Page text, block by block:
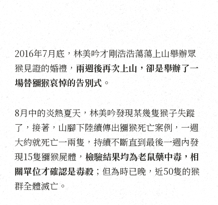
2016年7月底，林美吟才剛浩浩蕩蕩上山舉辦眾
猴見證的婚禮， 兩週後再次上山，卻是舉辦了一
場替獼猴哀悼的告別式。
8月中的炎熱夏天，林美吟發現某幾隻猴子失蹤
了，接著，山腳下陸續傳出獼猴死亡案例，一週
大約就死亡一兩隻，持續不斷直到最後一週內發
現15隻獼猴屍體， 檢驗結果均為老鼠藥中毒，相
關單位才確認是毒殺 ；但為時已晚，近50隻的猴
群全體滅亡。